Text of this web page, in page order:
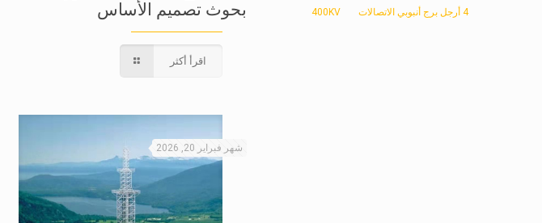
بحوث تصميم الأساس
اقرأ أكثر
شهر فبراير 20, 2026
4 أرجل برج أنبوبي الاتصالات 400KV